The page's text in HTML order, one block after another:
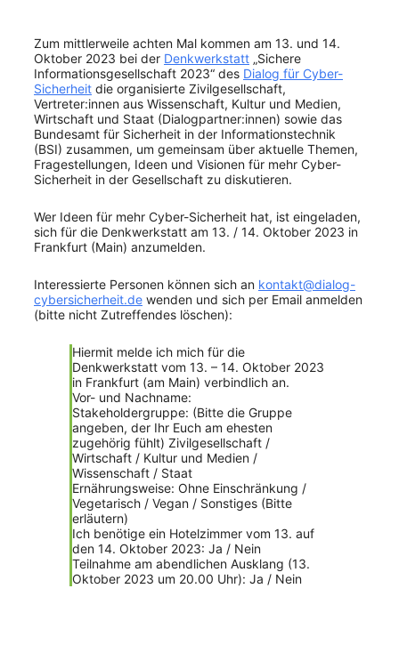
Zum mittlerweile achten Mal kommen am 13. und 14.
Oktober 2023 bei der Denkwerkstatt „Sichere
Informationsgesellschaft 2023“ des Dialog für Cyber-
Sicherheit die organisierte Zivilgesellschaft,
Vertreter:innen aus Wissenschaft, Kultur und Medien,
Wirtschaft und Staat (Dialogpartner:innen) sowie das
Bundesamt für Sicherheit in der Informationstechnik
(BSI) zusammen, um gemeinsam über aktuelle Themen,
Fragestellungen, Ideen und Visionen für mehr Cyber-
Sicherheit in der Gesellschaft zu diskutieren.
Wer Ideen für mehr Cyber-Sicherheit hat, ist eingeladen,
sich für die Denkwerkstatt am 13. / 14. Oktober 2023 in
Frankfurt (Main) anzumelden.
Interessierte Personen können sich an kontakt@dialog-
cybersicherheit.de wenden und sich per Email anmelden
(bitte nicht Zutreffendes löschen):
Hiermit melde ich mich für die
Denkwerkstatt vom 13. – 14. Oktober 2023
in Frankfurt (am Main) verbindlich an.
Vor- und Nachname:
Stakeholdergruppe: (Bitte die Gruppe
angeben, der Ihr Euch am ehesten
zugehörig fühlt) Zivilgesellschaft /
Wirtschaft / Kultur und Medien /
Wissenschaft / Staat
Ernährungsweise: Ohne Einschränkung /
Vegetarisch / Vegan / Sonstiges (Bitte
erläutern)
Ich benötige ein Hotelzimmer vom 13. auf
den 14. Oktober 2023: Ja / Nein
Teilnahme am abendlichen Ausklang (13.
Oktober 2023 um 20.00 Uhr): Ja / Nein